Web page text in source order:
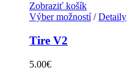
Zobraziť košík
Výber možností/ Detaily
Tire V2
5.00€